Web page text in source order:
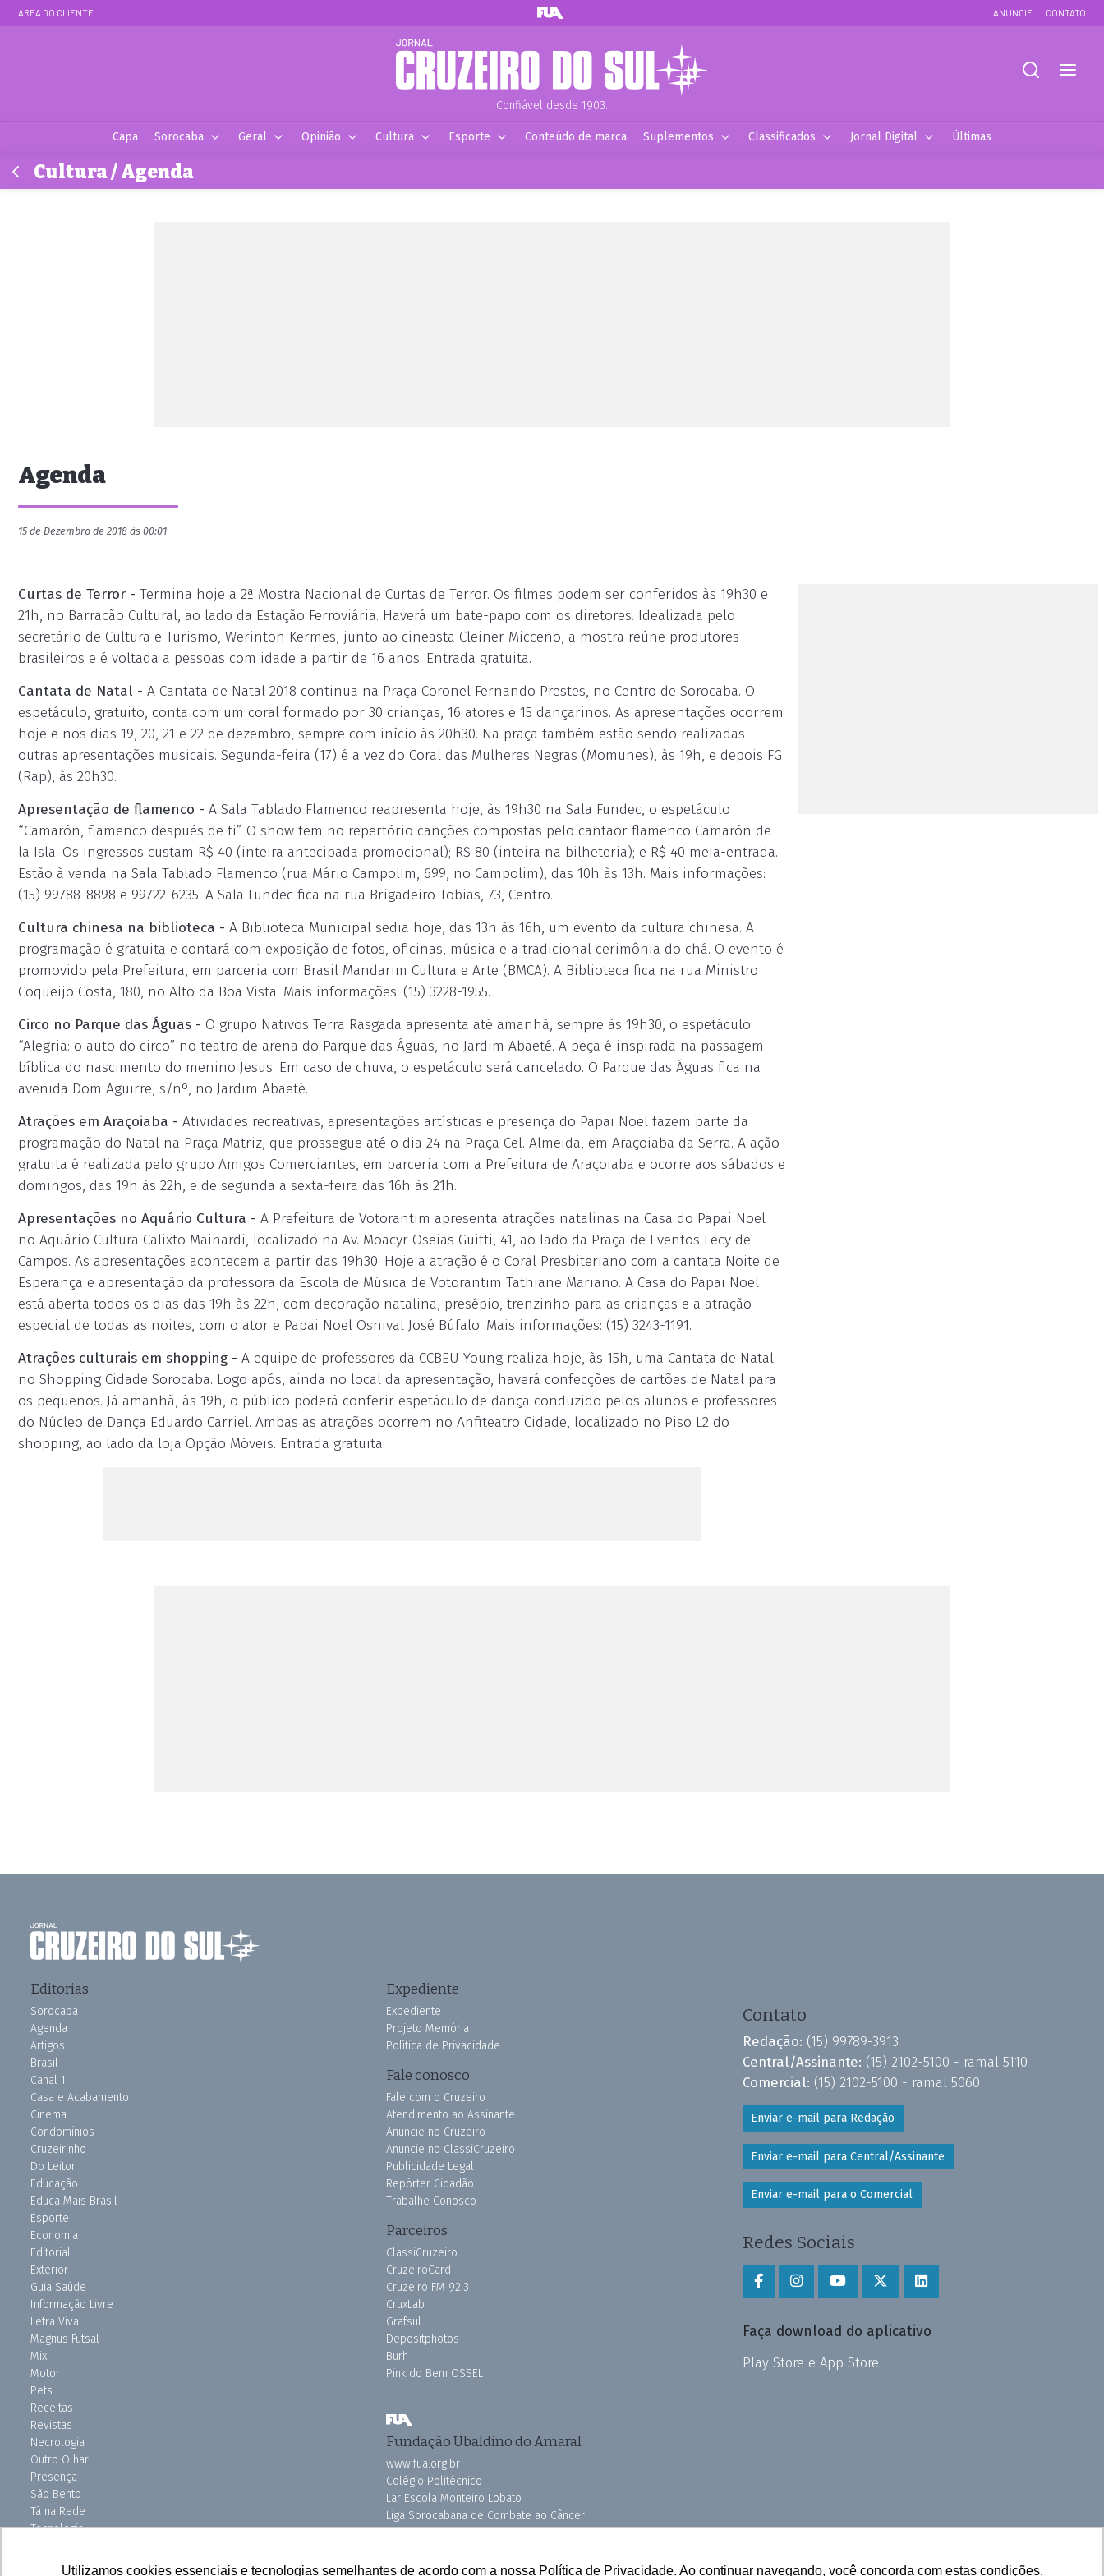
Utilizamos cookies essenciais e tecnologias semelhantes de acordo com a nossa Política de Privacidade. Ao continuar navegando, você concorda com estas condições.
ÁREA DO CLIENTE ANUNCIE CONTATO
Confiável desde 1903.
Capa Sorocaba Geral Opinião Cultura Esporte Conteúdo de marca Suplementos Classificados Jornal Digital Últimas
Cultura / Agenda
Agenda
15 de Dezembro de 2018 às 00:01
Curtas de Terror - Termina hoje a 2ª Mostra Nacional de Curtas de Terror. Os filmes podem ser conferidos às 19h30 e
21h, no Barracão Cultural, ao lado da Estação Ferroviária. Haverá um bate-papo com os diretores. Idealizada pelo
secretário de Cultura e Turismo, Werinton Kermes, junto ao cineasta Cleiner Micceno, a mostra reúne produtores
brasileiros e é voltada a pessoas com idade a partir de 16 anos. Entrada gratuita.
Cantata de Natal - A Cantata de Natal 2018 continua na Praça Coronel Fernando Prestes, no Centro de Sorocaba. O
espetáculo, gratuito, conta com um coral formado por 30 crianças, 16 atores e 15 dançarinos. As apresentações ocorrem
hoje e nos dias 19, 20, 21 e 22 de dezembro, sempre com início às 20h30. Na praça também estão sendo realizadas
outras apresentações musicais. Segunda-feira (17) é a vez do Coral das Mulheres Negras (Momunes), às 19h, e depois FG
(Rap), às 20h30.
Apresentação de flamenco - A Sala Tablado Flamenco reapresenta hoje, às 19h30 na Sala Fundec, o espetáculo
“Camarón, flamenco después de ti”. O show tem no repertório canções compostas pelo cantaor flamenco Camarón de
la Isla. Os ingressos custam R$ 40 (inteira antecipada promocional); R$ 80 (inteira na bilheteria); e R$ 40 meia-entrada.
Estão à venda na Sala Tablado Flamenco (rua Mário Campolim, 699, no Campolim), das 10h às 13h. Mais informações:
(15) 99788-8898 e 99722-6235. A Sala Fundec fica na rua Brigadeiro Tobias, 73, Centro.
Cultura chinesa na biblioteca - A Biblioteca Municipal sedia hoje, das 13h às 16h, um evento da cultura chinesa. A
programação é gratuita e contará com exposição de fotos, oficinas, música e a tradicional cerimônia do chá. O evento é
promovido pela Prefeitura, em parceria com Brasil Mandarim Cultura e Arte (BMCA). A Biblioteca fica na rua Ministro
Coqueijo Costa, 180, no Alto da Boa Vista. Mais informações: (15) 3228-1955.
Circo no Parque das Águas - O grupo Nativos Terra Rasgada apresenta até amanhã, sempre às 19h30, o espetáculo
“Alegria: o auto do circo” no teatro de arena do Parque das Águas, no Jardim Abaeté. A peça é inspirada na passagem
bíblica do nascimento do menino Jesus. Em caso de chuva, o espetáculo será cancelado. O Parque das Águas fica na
avenida Dom Aguirre, s/nº, no Jardim Abaeté.
Atrações em Araçoiaba - Atividades recreativas, apresentações artísticas e presença do Papai Noel fazem parte da
programação do Natal na Praça Matriz, que prossegue até o dia 24 na Praça Cel. Almeida, em Araçoiaba da Serra. A ação
gratuita é realizada pelo grupo Amigos Comerciantes, em parceria com a Prefeitura de Araçoiaba e ocorre aos sábados e
domingos, das 19h às 22h, e de segunda a sexta-feira das 16h às 21h.
Apresentações no Aquário Cultura - A Prefeitura de Votorantim apresenta atrações natalinas na Casa do Papai Noel
no Aquário Cultura Calixto Mainardi, localizado na Av. Moacyr Oseias Guitti, 41, ao lado da Praça de Eventos Lecy de
Campos. As apresentações acontecem a partir das 19h30. Hoje a atração é o Coral Presbiteriano com a cantata Noite de
Esperança e apresentação da professora da Escola de Música de Votorantim Tathiane Mariano. A Casa do Papai Noel
está aberta todos os dias das 19h às 22h, com decoração natalina, presépio, trenzinho para as crianças e a atração
especial de todas as noites, com o ator e Papai Noel Osnival José Búfalo. Mais informações: (15) 3243-1191.
Atrações culturais em shopping - A equipe de professores da CCBEU Young realiza hoje, às 15h, uma Cantata de Natal
no Shopping Cidade Sorocaba. Logo após, ainda no local da apresentação, haverá confecções de cartões de Natal para
os pequenos. Já amanhã, às 19h, o público poderá conferir espetáculo de dança conduzido pelos alunos e professores
do Núcleo de Dança Eduardo Carriel. Ambas as atrações ocorrem no Anfiteatro Cidade, localizado no Piso L2 do
shopping, ao lado da loja Opção Móveis. Entrada gratuita.
Editorias
Sorocaba
Agenda
Artigos
Brasil
Canal 1
Casa e Acabamento
Cinema
Condomínios
Cruzeirinho
Do Leitor
Educação
Educa Mais Brasil
Esporte
Economia
Editorial
Exterior
Guia Saúde
Informação Livre
Letra Viva
Magnus Futsal
Mix
Motor
Pets
Receitas
Revistas
Necrologia
Outro Olhar
Presença
São Bento
Tá na Rede
Tecnologia
Uniso Ciência
Expediente
Expediente
Projeto Memória
Política de Privacidade
Fale conosco
Fale com o Cruzeiro
Atendimento ao Assinante
Anuncie no Cruzeiro
Anuncie no ClassiCruzeiro
Publicidade Legal
Repórter Cidadão
Trabalhe Conosco
Parceiros
ClassiCruzeiro
CruzeiroCard
Cruzeiro FM 92.3
CruxLab
Grafsul
Depositphotos
Burh
Pink do Bem OSSEL
Fundação Ubaldino do Amaral
www.fua.org.br
Colégio Politécnico
Lar Escola Monteiro Lobato
Liga Sorocabana de Combate ao Câncer
Vila dos Velhinhos
Contato
Redação: (15) 99789-3913
Central/Assinante: (15) 2102-5100 - ramal 5110
Comercial: (15) 2102-5100 - ramal 5060
Enviar e-mail para Redação
Enviar e-mail para Central/Assinante
Enviar e-mail para o Comercial
Redes Sociais
Faça download do aplicativo
Play Store e App Store